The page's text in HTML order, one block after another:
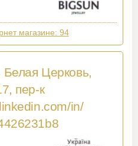
магазине: 94
Белая Церковь,
пер-к
in/